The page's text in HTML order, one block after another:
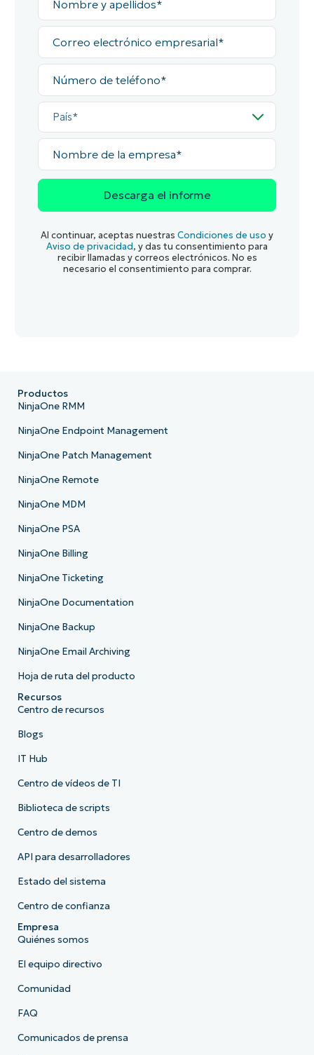
apellidos*
Correo
electrónico
empresarial*
Número
teléfono*
País*
Nombre
la
empresa*
Al continuar, aceptas nuestras Condiciones de uso y
Aviso de privacidad, y das tu consentimiento para
recibir llamadas y correos electrónicos. No es
necesario el consentimiento para comprar.
Productos
NinjaOne RMM
NinjaOne Endpoint Management
NinjaOne Patch Management
NinjaOne Remote
NinjaOne MDM
NinjaOne PSA
NinjaOne Billing
NinjaOne Ticketing
NinjaOne Documentation
NinjaOne Backup
NinjaOne Email Archiving
Hoja de ruta del producto
Recursos
Centro de recursos
Blogs
IT Hub
Centro de vídeos de TI
Biblioteca de scripts
Centro de demos
API para desarrolladores
Estado del sistema
Centro de confianza
Empresa
Quiénes somos
El equipo directivo
Comunidad
FAQ
Comunicados de prensa